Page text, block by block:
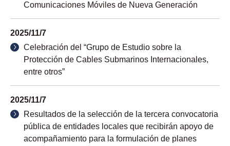
Comunicaciones Móviles de Nueva Generación
2025/11/7
Celebración del “Grupo de Estudio sobre la
Protección de Cables Submarinos Internacionales,
entre otros”
2025/11/7
Resultados de la selección de la tercera convocatoria
pública de entidades locales que recibirán apoyo de
acompañamiento para la formulación de planes